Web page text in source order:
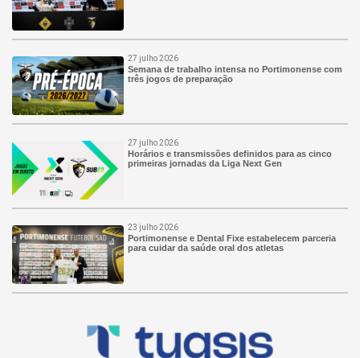
27 julho 2026
Semana de trabalho intensa no Portimonense com
três jogos de preparação
27 julho 2026
Horários e transmissões definidos para as cinco
primeiras jornadas da Liga Next Gen
23 julho 2026
Portimonense e Dental Fixe estabelecem parceria
para cuidar da saúde oral dos atletas